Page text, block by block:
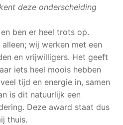
deze onderscheiding
ben er heel trots op.
wij werken met een
en vrijwilligers. Het geeft
iets heel moois hebben
tijd en energie in, samen
is dit natuurlijk een
Deze award staat dus
thuis.